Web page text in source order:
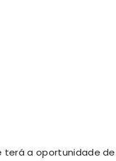
terá a oportunidade